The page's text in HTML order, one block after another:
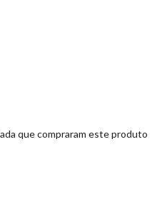
que compraram este produto